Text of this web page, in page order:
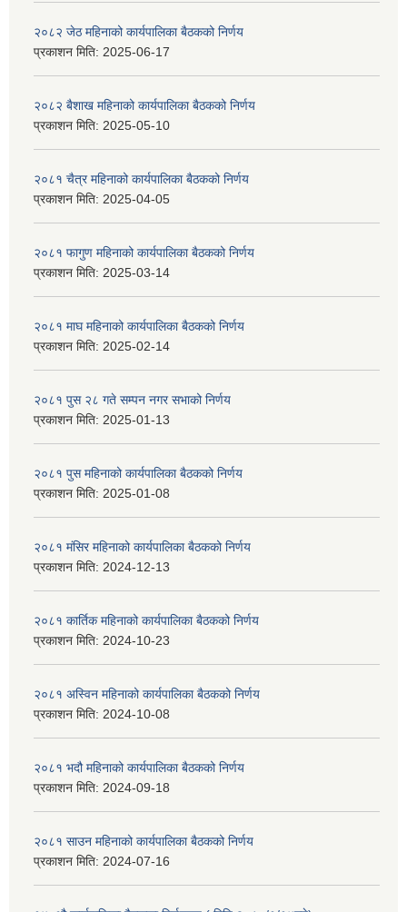
२०८२ जेठ महिनाको कार्यपालिका बैठकको निर्णय
प्रकाशन मिति: 2025-06-17
२०८२ बैशाख महिनाको कार्यपालिका बैठकको निर्णय
प्रकाशन मिति: 2025-05-10
२०८१ चैत्र महिनाको कार्यपालिका बैठकको निर्णय
प्रकाशन मिति: 2025-04-05
२०८१ फागुण महिनाको कार्यपालिका बैठकको निर्णय
प्रकाशन मिति: 2025-03-14
२०८१ माघ महिनाको कार्यपालिका बैठकको निर्णय
प्रकाशन मिति: 2025-02-14
२०८१ पुस २८ गते सम्प‍न नगर सभाको निर्णय
प्रकाशन मिति: 2025-01-13
२०८१ पुस महिनाको कार्यपालिका बैठकको निर्णय
प्रकाशन मिति: 2025-01-08
२०८१ मंसिर महिनाको कार्यपालिका बैठकको निर्णय
प्रकाशन मिति: 2024-12-13
२०८१ कार्तिक महिनाको कार्यपालिका बैठकको निर्णय
प्रकाशन मिति: 2024-10-23
२०८१ अस्विन महिनाको कार्यपालिका बैठकको निर्णय
प्रकाशन मिति: 2024-10-08
२०८१ भदौ महिनाको कार्यपालिका बैठकको निर्णय
प्रकाशन मिति: 2024-09-18
२०८१ साउन महिनाको कार्यपालिका बैठकको निर्णय
प्रकाशन मिति: 2024-07-16